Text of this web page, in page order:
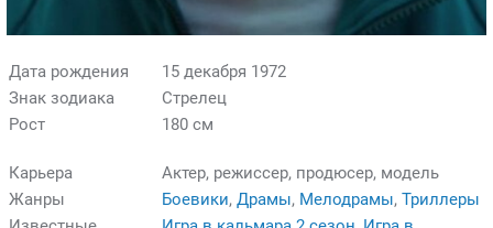
Дата рождения
15 декабря 1972
Знак зодиака
Стрелец
Рост
180 см
Карьера
Актер, режиссер, продюсер, модель
Жанры
Боевики, Драмы, Мелодрамы, Триллеры